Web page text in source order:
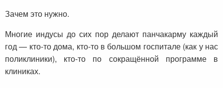
Зачем это нужно.
Многие индусы до сих пор делают панчакарму каждый
год — кто-то дома, кто-то в большом госпитале (как у нас
поликлиники), кто-то по сокращённой программе в
клиниках.